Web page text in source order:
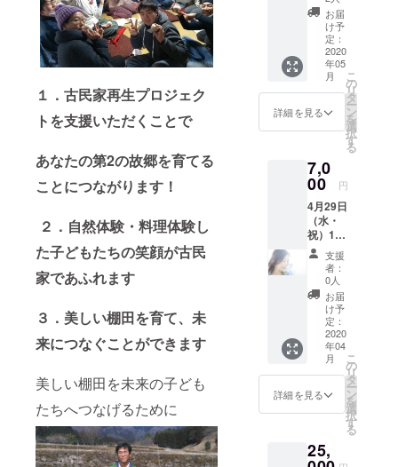
１．古民家再生プロジェク
トを支援いただくことで
あなたの第2の故郷を育てる
ことにつながります！
２．自然体験・料理体験し
た子どもたちの笑顔が古民
家であふれます
３．美しい棚田を育て、未
来につなぐことができます
美しい棚田を未来の子ども
たちへつなげるために
での棚田PR
活動、米や
自然体験系
の企画を年
60回程度行
い、
140団体と連
ディアにも
160回掲載さ
れる。
人と人や
ニーズと
ニーズ、違
う分野と分
野をつなぐ
ことに喜び
ニーズを理
に喜んでい
施田植
え等) 1
日の半
額ご招
待券（1
人）
お届
け予
定：
2020
年05
月
詳細を見る
こ
の
リ
タ
ー
ン
を
選
択
す
る
7,0
00 円
4月29日
（水・
祝）10
時～15
時 クラ
ウド
ファン
ディン
グ感謝
＆子ど
も食堂1
周年記
念イベ
ント 大
人1人ご
招待券
ガーソ
ングラ
支援
者：
0人
お届
け予
定：
2020
年04
月
詳細を見る
こ
の
リ
タ
ー
ン
を
選
択
す
る
25,